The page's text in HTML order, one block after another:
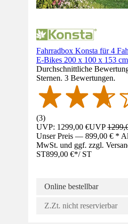
Fahrradbox Konsta für 4
E-Bikes 200 x 100 x 153
Durchschnittliche
Sternen. 3 Bewertungen.
(3)
UVP: 1299,00 €UVP
Unser Preis — 899,00 € *
MwSt. und ggf. zzgl.
ST899,00 €*/ ST
Online bestellbar
Z.Zt. nicht reservierbar